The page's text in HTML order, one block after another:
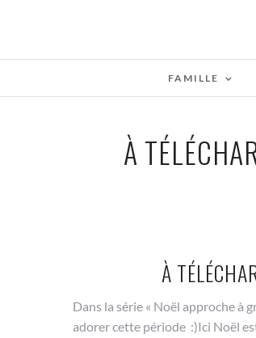
FAMILLE
À
À
Dans la série « Noël approche à
adorer cette période :)Ici Noël